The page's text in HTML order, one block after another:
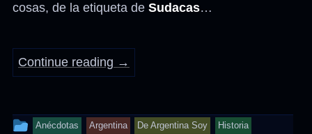
cosas, de la etiqueta de Sudacas…
Continue reading →
This
Anécdotas Argentina De Argentina Soy Historia